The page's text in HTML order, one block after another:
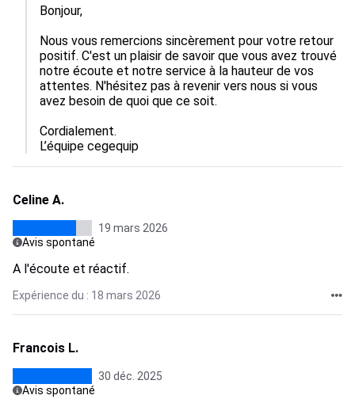
Bonjour,
Nous vous remercions sincèrement pour votre retour
positif. C'est un plaisir de savoir que vous avez trouvé
notre écoute et notre service à la hauteur de vos
attentes. N'hésitez pas à revenir vers nous si vous
avez besoin de quoi que ce soit.
Cordialement.
L’équipe cegequip
Celine A.
19 mars 2026
Avis spontané
A l'écoute et réactif.
Expérience du : 18 mars 2026
Francois L.
30 déc. 2025
Avis spontané